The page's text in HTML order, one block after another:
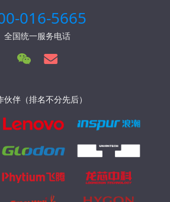
016-5665
全国统一服务电话
伙伴（排名不分先后）